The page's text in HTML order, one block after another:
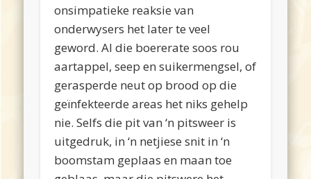
onsimpatieke reaksie van
onderwysers het later te veel
geword. Al die boererate soos rou
aartappel, seep en suikermengsel, of
gerasperde neut op brood op die
geïnfekteerde areas het niks gehelp
nie. Selfs die pit van ‘n pitsweer is
uitgedruk, in ‘n netjiese snit in ‘n
boomstam geplaas en maan toe